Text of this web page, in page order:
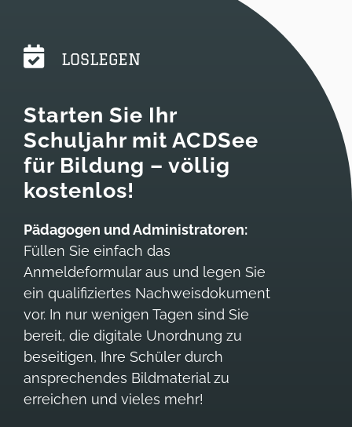
LOSLEGEN
Starten Sie Ihr
Schuljahr mit ACDSee
für Bildung – völlig
kostenlos!
Pädagogen und Administratoren:
Füllen Sie einfach das
Anmeldeformular aus und legen Sie
ein qualifiziertes Nachweisdokument
vor. In nur wenigen Tagen sind Sie
bereit, die digitale Unordnung zu
beseitigen, Ihre Schüler durch
ansprechendes Bildmaterial zu
erreichen und vieles mehr!